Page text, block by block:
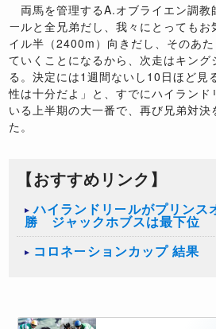
両馬を管理するA.オブライエン調教
ールと全兄弟だし、我々にとっても
イル半（2400m）向きだし、そのあ
ていくことになるから、次走はキング
る。決定には1週間ないし10日ほど見
性は十分だよ」と、すでにハイランド
いる上半期の大一番で、再び兄弟対決
た。
【おすすめリンク】
ハイランドリールがプリンス
勝 ジャックホブスは最下位
コロネーションカップ 結果